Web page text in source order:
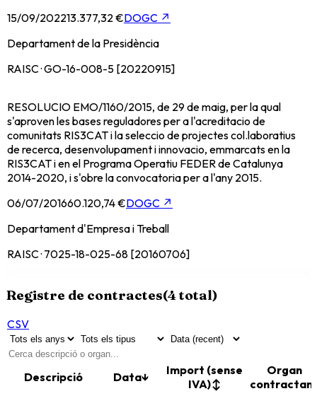
15/09/202213.377,32 €DOGC ↗
Departament de la Presidència
RAISC · GO-16-008-5 [20220915]
RESOLUCIO EMO/1160/2015, de 29 de maig, per la qual
s'aproven les bases reguladores per a l'acreditacio de
comunitats RIS3CAT i la seleccio de projectes col.laboratius
de recerca, desenvolupament i innovacio, emmarcats en la
RIS3CAT i en el Programa Operatiu FEDER de Catalunya
2014-2020, i s'obre la convocatoria per a l'any 2015.
06/07/201660.120,74 €DOGC ↗
Departament d'Empresa i Treball
RAISC · 7025-18-025-68 [20160706]
Registre de contractes(4total)
CSV
Descripció Data↓
Import (sense
IVA)↕
Organ